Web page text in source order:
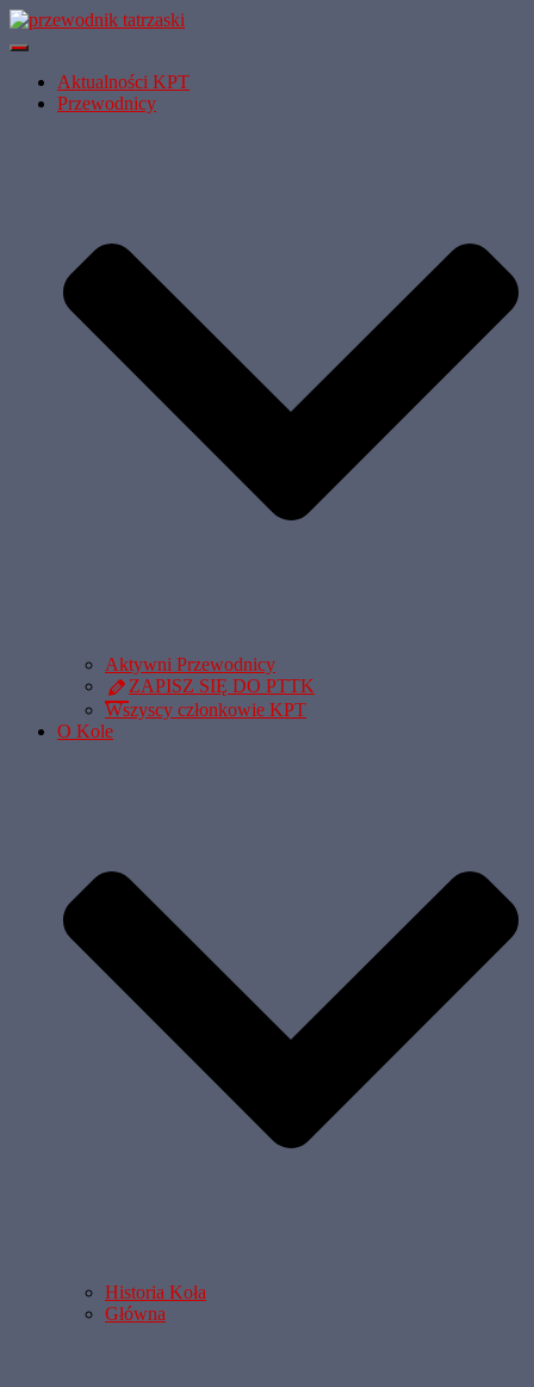
Przełącz
NawigacjęAktualności KPT
Przewodnicy
Aktywni Przewodnicy
ZAPISZ SIĘ DO PTTK
Wszyscy członkowie KPT
O Kole
Historia Koła
Główna